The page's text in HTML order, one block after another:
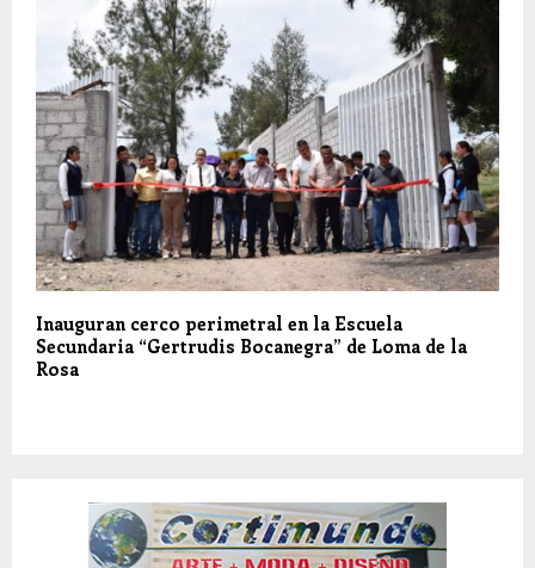
Inauguran cerco perimetral en la Escuela
Secundaria “Gertrudis Bocanegra” de Loma de la
Rosa